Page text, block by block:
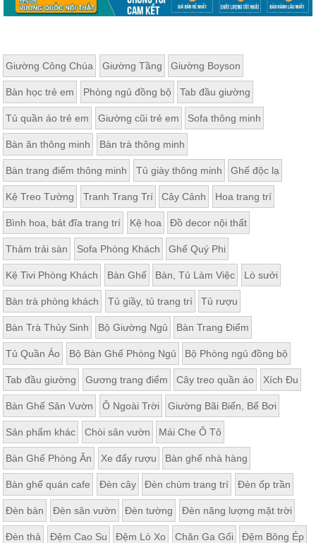
Giường Công Chúa Giường Tầng Giường Boyson
Bàn học trẻ em Phòng ngủ đồng bộ Tab đầu giường
Tủ quần áo trẻ em Giường cũi trẻ em Sofa thông minh
Bàn ăn thông minh Bàn trà thông minh
Bàn trang điểm thông minh Tủ giày thông minh Ghế độc lạ
Kệ Treo Tường Tranh Trang Trí Cây Cảnh Hoa trang trí
Bình hoa, bát đĩa trang trí Kệ hoa Đồ decor nội thất
Thảm trải sàn Sofa Phòng Khách Ghế Quý Phi
Kệ Tivi Phòng Khách Bàn Ghế Bàn, Tủ Làm Việc Lò sưởi
Bàn trà phòng khách Tủ giầy, tủ trang trí Tủ rượu
Bàn Trà Thủy Sinh Bộ Giường Ngủ Bàn Trang Điểm
Tủ Quần Áo Bộ Bàn Ghế Phòng Ngủ Bộ Phòng ngủ đồng bộ
Tab đầu giường Gương trang điểm Cây treo quần áo Xích Đu
Bàn Ghế Sân Vườn Ô Ngoài Trời Giường Bãi Biển, Bể Bơi
Sản phẩm khác Chòi sân vườn Mái Che Ô Tô
Bàn Ghế Phòng Ăn Xe đẩy rượu Bàn ghế nhà hàng
Bàn ghế quán cafe Đèn cây Đèn chùm trang trí Đèn ốp trần
Đèn bàn Đèn sân vườn Đèn tường Đèn năng lượng mặt trời
Đèn thả Đệm Cao Su Đệm Lò Xo Chăn Ga Gối Đệm Bông Ép